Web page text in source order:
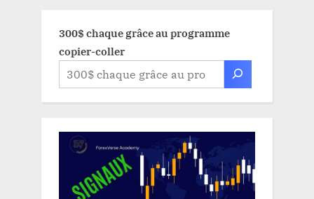
300$ chaque grâce au programme
copier-coller